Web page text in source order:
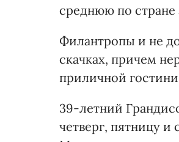
среднюю по стране
Филантропы и не
скачках, причем
приличной
39-летний
четверг, пятницу и